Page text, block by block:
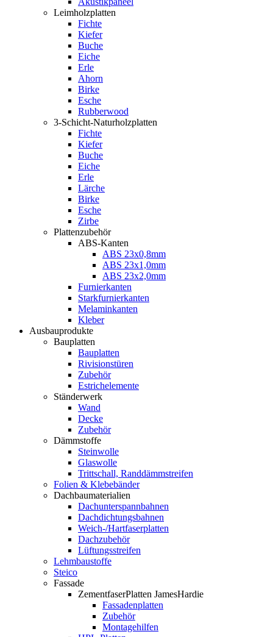
Leimholzplatten
Fichte
Kiefer
Buche
Eiche
Erle
Ahorn
Birke
Esche
Rubberwood
3-Schicht-Naturholzplatten
Fichte
Kiefer
Buche
Eiche
Erle
Lärche
Birke
Esche
Zirbe
Plattenzubehör
ABS-Kanten
ABS 23x0,8mm
ABS 23x1,0mm
ABS 23x2,0mm
Furnierkanten
Starkfurnierkanten
Melaminkanten
Kleber
Ausbauprodukte
Bauplatten
Bauplatten
Rivisionstüren
Zubehör
Estrichelemente
Ständerwerk
Wand
Decke
Zubehör
Dämmstoffe
Steinwolle
Glaswolle
Trittschall, Randdämmstreifen
Folien & Klebebänder
Dachbaumaterialien
Dachunterspannbahnen
Dachdichtungsbahnen
Weich-/Hartfaserplatten
Dachzubehör
Lüftungsstreifen
Lehmbaustoffe
Steico
Fassade
ZementfaserPlatten JamesHardie
Fassadenplatten
Zubehör
Montagehilfen